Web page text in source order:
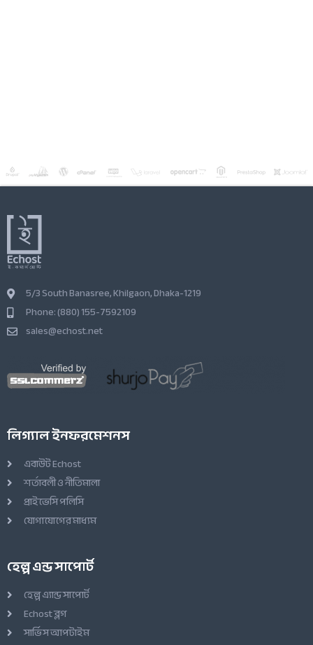
5/3 South Banasree, Khilgaon, Dhaka-1219
Phone: (880) 155-7592109
sales@echost.net
লিগ্যাল ইনফরমেশনস
এবাউট Echost
শর্তাবলী ও নীতিমালা
প্রাইভেসি পলিসি
যোগাযোগের মাধ্যম
হেল্প এন্ড সাপোর্ট
হেল্প এ্যান্ড সাপোর্ট
Echost ব্লগ
সার্ভিস আপটাইম